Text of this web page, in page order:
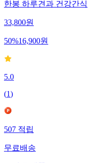
한봉 하루견과 건강간식
33,800원
50%16,900원
5.0
(1)
507적립
무료배송